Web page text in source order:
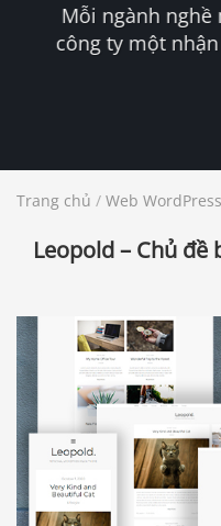
Mỗi ngành
công ty một
Trang chủ / Web
Leopold – Chủ đề